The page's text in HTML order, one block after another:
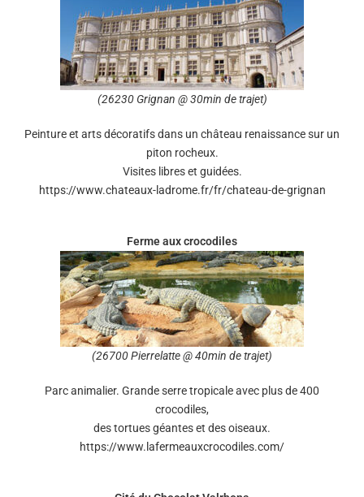
(26230 Grignan @ 30min de trajet)
Peinture et arts décoratifs dans un château renaissance sur un
piton rocheux.
Visites libres et guidées.
https://www.chateaux-ladrome.fr/fr/chateau-de-grignan
Ferme aux crocodiles
(26700 Pierrelatte @ 40min de trajet)
Parc animalier. Grande serre tropicale avec plus de 400
crocodiles,
des tortues géantes et des oiseaux.
https://www.lafermeauxcrocodiles.com/